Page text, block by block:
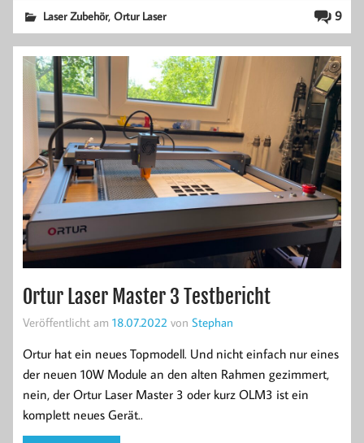
9
Laser Zubehör,Ortur Laser
Ortur Laser Master 3 Testbericht
Veröffentlicht am 18.07.2022 von Stephan
Ortur hat ein neues Topmodell. Und nicht einfach nur eines
der neuen 10W Module an den alten Rahmen gezimmert,
nein, der Ortur Laser Master 3 oder kurz OLM3 ist ein
komplett neues Gerät..